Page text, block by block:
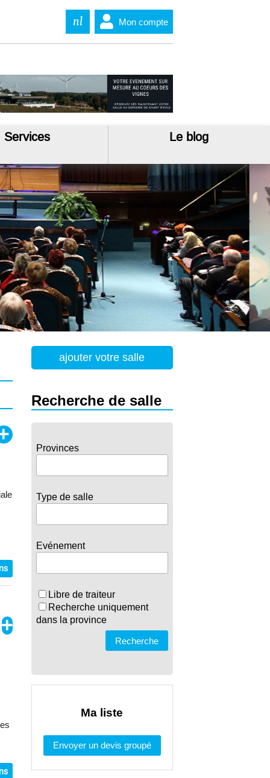
nl Mon compte
Services Le blog
ajouter votre salle
Recherche de salle
Provinces
Type de salle
Evénement
Libre de traiteur
Recherche uniquement
dans la province
Recherche
Ma liste
Envoyer un devis groupé